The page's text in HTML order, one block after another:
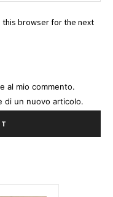
this browser for the next
al mio commento.
di un nuovo articolo.